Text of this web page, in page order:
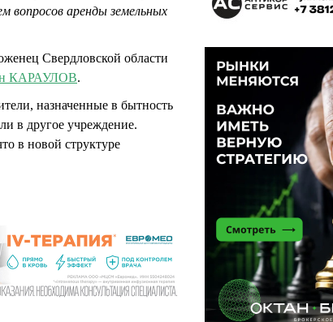
вопросов аренды земельных
Свердловской области
КАРАУЛОВ.
назначенные в бытность
другое учреждение.
в новой структуре